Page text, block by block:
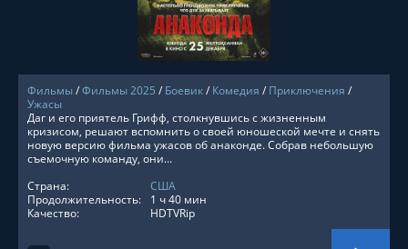
Фильмы/Фильмы 2025 / Боевик/ Комедия / Приключения /
Ужасы
Даг и его приятель Грифф, столкнувшись с жизненным
кризисом, решают вспомнить о своей юношеской мечте и снять
новую версию фильма ужасов об анаконде. Собрав небольшую
съемочную команду, они...
Страна:
США
Продолжительность:
1 ч 40 мин
Качество:
HDTVRip